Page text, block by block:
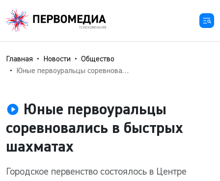
Главная Новости
Общество
Юные первоуральцы соревновались в быстрых шахматах
Юные первоуральцы
соревновались в быстрых
шахматах
Городское первенство состоялось в Центре